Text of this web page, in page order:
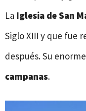
La Iglesia de San
Siglo XIII y que fue
después. Su
campanas.